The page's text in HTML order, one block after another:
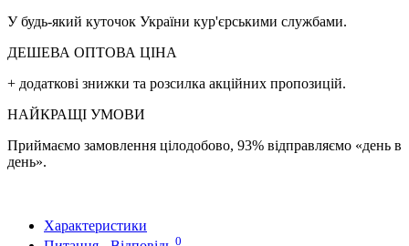
У будь-який куточок України кур'єрськими службами.
ДЕШЕВА ОПТОВА ЦІНА
+ додаткові знижки та розсилка акційних пропозицій.
НАЙКРАЩІ УМОВИ
Приймаємо замовлення цілодобово, 93% відправляємо «день в
день».
Характеристики
0